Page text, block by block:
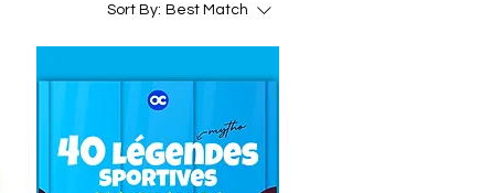
Sort By: Best Match